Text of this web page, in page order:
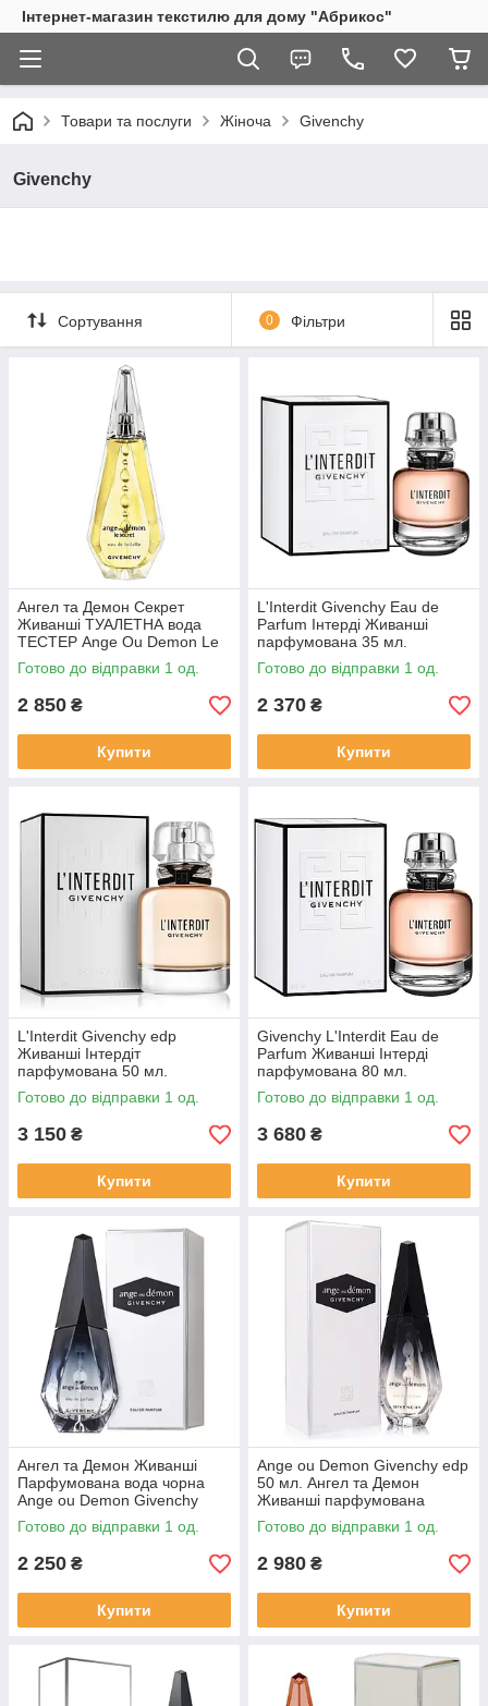
Інтернет-магазин текстилю для дому "Абрикос"
Товари та послуги Жіноча Givenchy
Givenchy
Сортування 0 Фільтри
Ангел та Демон Секрет
Живанші ТУАЛЕТНА вода
ТЕСТЕР Ange Ou Demon Le
Secret Givenchy Оригінал 100
мл.
Готово до відправки 1 од.
2 850 ₴
Купити
L'Interdit Givenchy Eau de
Parfum Інтерді Живанші
парфумована 35 мл.
Оригінал Франція
Готово до відправки 1 од.
2 370 ₴
Купити
L'Interdit Givenchy edp
Живанші Інтердіт
парфумована 50 мл.
Оригінал Франція
Готово до відправки 1 од.
3 150 ₴
Купити
Givenchy L'Interdit Eau de
Parfum Живанші Інтерді
парфумована 80 мл.
Оригінал Франція
Готово до відправки 1 од.
3 680 ₴
Купити
Ангел та Демон Живанші
Парфумована вода чорна
Ange ou Demon Givenchy
Оригінал 30 мл.
Готово до відправки 1 од.
2 250 ₴
Купити
Ange ou Demon Givenchy edp
50 мл. Ангел та Демон
Живанші парфумована
чорна
Готово до відправки 1 од.
2 980 ₴
Купити